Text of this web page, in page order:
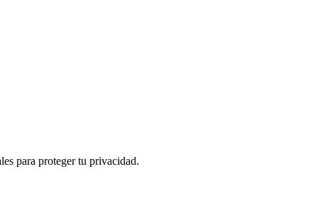
para proteger tu privacidad.